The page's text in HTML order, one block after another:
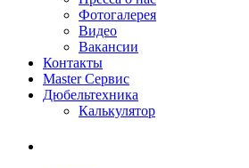
Фотогалерея
Видео
Вакансии
Контакты
Master Сервис
Дюбельтехника
Калькулятор